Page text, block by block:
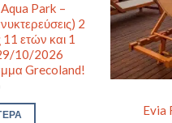
Park –
2
ετών και 1
10/2026
Grecoland!
Evia